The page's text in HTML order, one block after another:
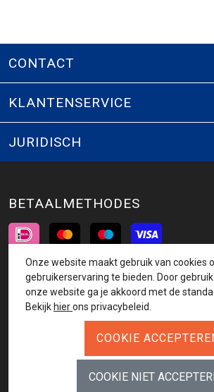
CONTACT
KLANTENSERVICE
JURIDISCH
BETAALMETHODES
INSCHRIJVEN NIEUWSBRIEF
Onze website maakt gebruik van cookies
gebruikerservaring te bieden. Door
onze website ga je akkoord met de
Bekijk hierons privacybeleid.